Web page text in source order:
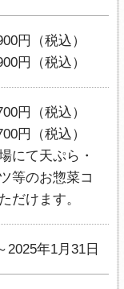
円（税込）
円（税込）
円（税込）
円（税込）
にて天ぷら・
等のお惣菜コ
だけます。
2025年1月31日